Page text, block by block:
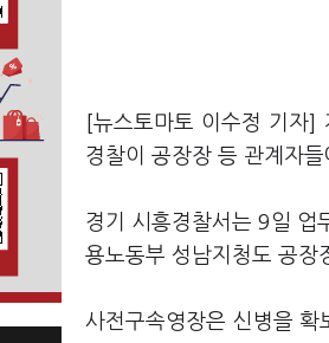
[뉴스토마토 이수정 기자]
경찰이 공장장 등 관계자
경기 시흥경찰서는 9일 업
용노동부 성남지청도 공장
사전구속영장은 신병을 확